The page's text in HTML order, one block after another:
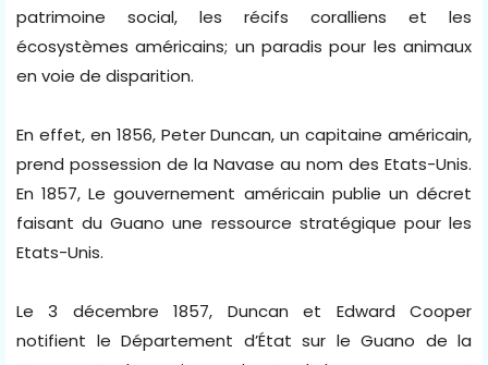
patrimoine social, les récifs coralliens et les
écosystèmes américains; un paradis pour les animaux
en voie de disparition.
En effet, en 1856, Peter Duncan, un capitaine américain,
prend possession de la Navase au nom des Etats-Unis.
En 1857, Le gouvernement américain publie un décret
faisant du Guano une ressource stratégique pour les
Etats-Unis.
Le 3 décembre 1857, Duncan et Edward Cooper
notifient le Département d’État sur le Guano de la